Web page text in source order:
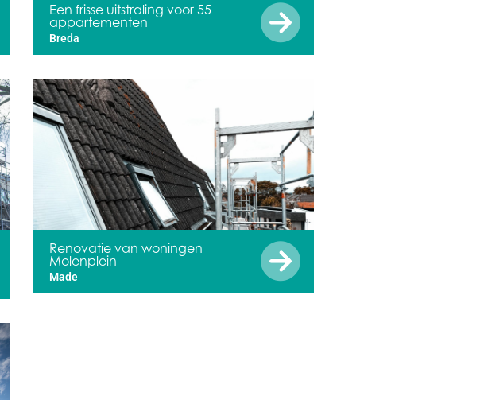
Een frisse uitstraling voor 55
appartementen
Breda
Renovatie van woningen
Molenplein
Made